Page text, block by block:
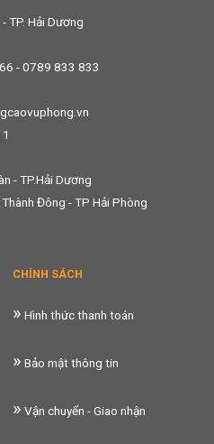
TP. Hải Dương
- 0789 833 833
- TP.Hải Dương
Đông - TP Hải Phòng
CHÍNH SÁCH
» Hình thức thanh toán
» Bảo mật thông tin
» Vận chuyển - Giao nhận